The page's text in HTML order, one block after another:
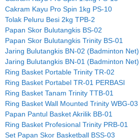
Cakram Kayu Pro Spin 1kg PS-10
Tolak Peluru Besi 2kg TPB-2
Papan Skor Bulutangkis BS-02
Papan Skor Bulutangkis Trinity BS-01
Jaring Bulutangkis BN-02 (Badminton Net)
Jaring Bulutangkis BN-01 (Badminton Net)
Ring Basket Portable Trinity TR-02
Ring Basket Portabel TR-01 PERBASI
Ring Basket Tanam Trinity TTB-01
Ring Basket Wall Mounted Trinity WBG-03
Papan Pantul Basket Akrilik BB-01
Ring Basket Profesional Trinity PRB-01
Set Papan Skor Basketball BSS-03